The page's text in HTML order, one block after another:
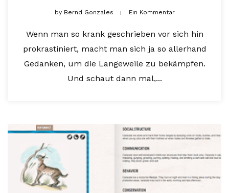
byBernd Gonzales Ein Kommentar
Wenn man so krank geschrieben vor sich hin
prokrastiniert, macht man sich ja so allerhand
Gedanken, um die Langeweile zu bekämpfen.
Und schaut dann mal,...